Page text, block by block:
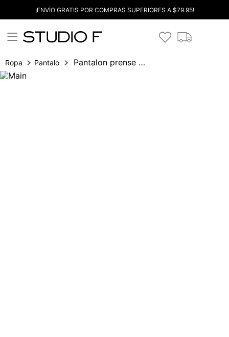
¡ENVÍO GRATIS POR COMPRAS SUPERIORES A $79.95!
Ropa Pantalones Pantalon prense pretina 3 botones